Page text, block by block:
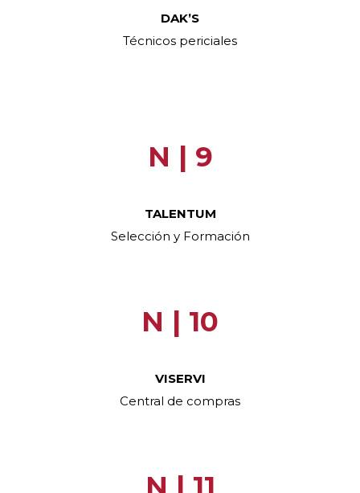
DAK’S
Técnicos periciales
N | 9
TALENTUM
Selección y Formación
N | 10
VISERVI
Central de compras